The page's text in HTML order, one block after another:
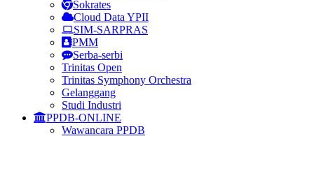
Sokrates
Cloud Data YPII
SIM-SARPRAS
PMM
Serba-serbi
Trinitas Open
Trinitas Symphony Orchestra
Gelanggang
Studi Industri
PPDB-ONLINE
Wawancara PPDB